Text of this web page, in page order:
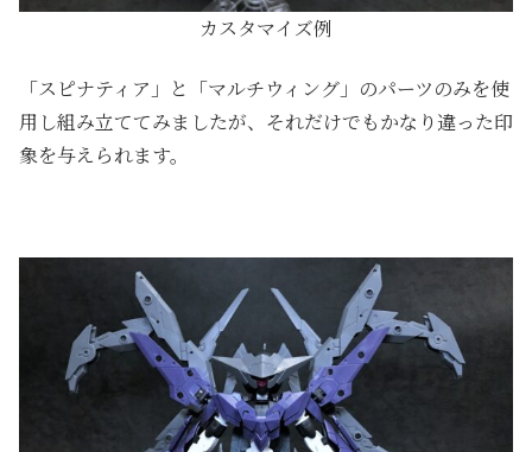
カスタマイズ例
「スピナティア」と「マルチウィング」のパーツのみを使
用し組み立ててみましたが、それだけでもかなり違った印
象を与えられます。